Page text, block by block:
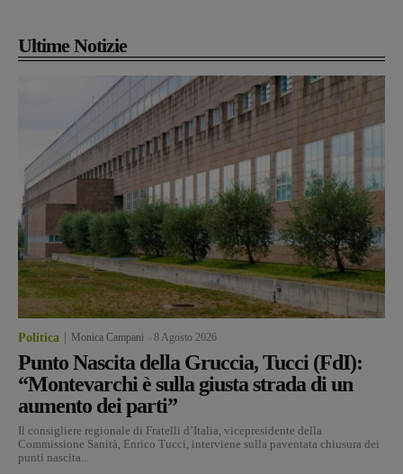
Ultime Notizie
Politica Monica Campani 8 Agosto 2026
Punto Nascita della Gruccia, Tucci (FdI):
“Montevarchi è sulla giusta strada di un
aumento dei parti”
Il consigliere regionale di Fratelli d’Italia, vicepresidente della
Commissione Sanità, Enrico Tucci, interviene sulla paventata chiusura dei
punti nascita...